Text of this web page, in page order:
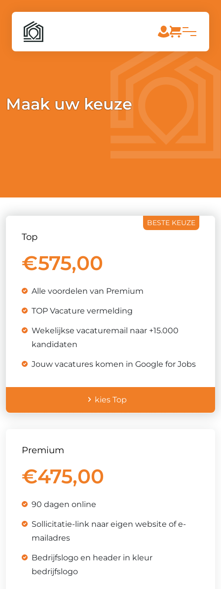
Maak uw keuze
Premium
€475,00
90 dagen online
Sollicitatie-link naar eigen website of e-
mailadres
Bedrijfslogo en header in kleur
bedrijfslogo
Top
€575,00
Alle voordelen van Premium
TOP Vacature vermelding
Wekelijkse vacaturemail naar +15.000
kandidaten
Jouw vacatures komen in Google for Jobs
kies Top